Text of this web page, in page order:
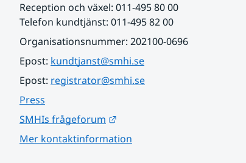
Reception och växel: 011-495 80 00
Telefon kundtjänst: 011-495 82 00
Organisationsnummer: 202100-0696
Epost: kundtjanst@smhi.se
Epost: registrator@smhi.se
Press
SMHIs frågeforum
Mer kontaktinformation